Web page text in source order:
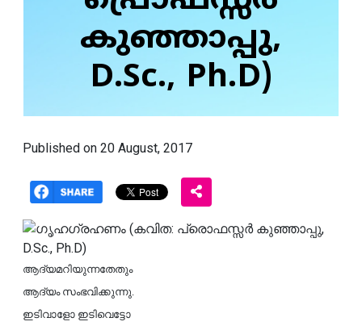
കുഞ്ഞാപ്പു,
D.Sc., Ph.D)
Published on 20 August, 2017
ആദ്യമറിയുന്നതേതും
ആദ്യം സംഭവിക്കുന്നു.
ഇടിവാളോ ഇടിവെട്ടോ